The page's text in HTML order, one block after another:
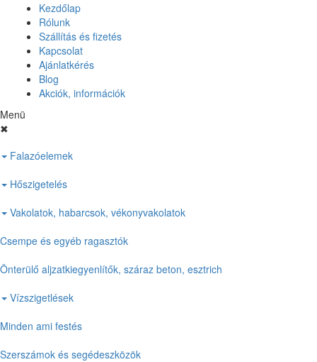
Kezdőlap
Rólunk
Szállítás és fizetés
Kapcsolat
Ajánlatkérés
Blog
Akciók, információk
Menü
✖
Falazóelemek
Hőszigetelés
Vakolatok, habarcsok, vékonyvakolatok
Csempe és egyéb ragasztók
Önterülő aljzatkiegyenlítők, száraz beton, esztrich
Vízszigetlések
Minden ami festés
Szerszámok és segédeszközök